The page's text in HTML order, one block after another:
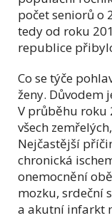
počet seniorů o
tedy od roku
republice
Co se týče
ženy. Důvodem
V průběhu roku
všech
Nejčastější
chronická
onemocnění
mozku, srdeční
a akutní infarkt